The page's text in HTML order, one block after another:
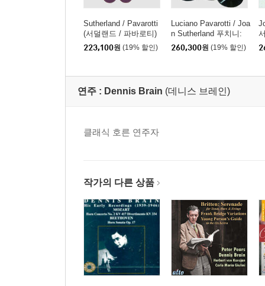
Sutherland / Pavarotti
(서덜랜드 / 파바로티)
푸치니: 투란도트 (Puc
cini: Turnadot) [SACD
223,100원 (19% 할인)
Luciano Pavarotti / Joa
n Sutherland 푸치니:
투란도트 (Puccini: Tur
nadot) [3LP]
260,300원 (19% 할인)
연주 : Dennis Brain (데니스 브레인)
클래식 호른 연주자
작가의 다른 상품